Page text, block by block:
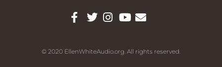
© 2020 EllenWhiteAudio.org. All rights reserved.